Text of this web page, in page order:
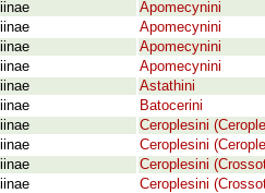
Apomecynini
Apomecynini
Apomecynini
Apomecynini
Astathini
Batocerini
Ceroplesini
Ceroplesini
Ceroplesini
Ceroplesini